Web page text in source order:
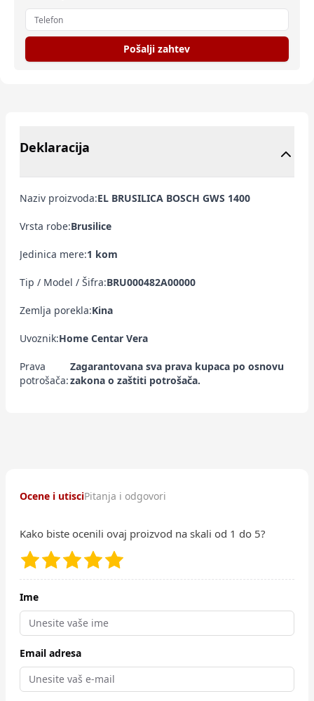
Pošalji zahtev
Deklaracija
Naziv proizvoda:EL BRUSILICA BOSCH GWS 1400
Vrsta robe:Brusilice
Jedinica mere:1 kom
Tip / Model / Šifra:BRU000482A00000
Zemlja porekla:Kina
Uvoznik:Home Centar Vera
Prava
potrošača:
Zagarantovana sva prava kupaca po osnovu
zakona o zaštiti potrošača.
Ocene i utisciPitanja i odgovori
Kako biste ocenili ovaj proizvod na skali od 1 do 5?
Ime
Email adresa